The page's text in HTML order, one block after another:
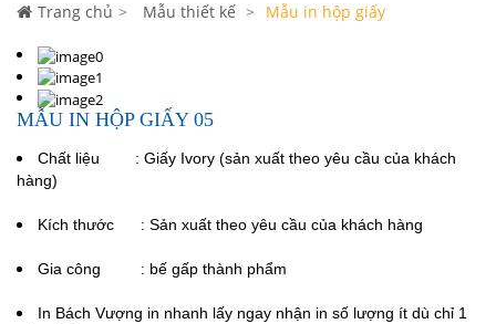
Trang chủ Mẫu thiết kế Mẫu in hộp giấy
MẪU IN HỘP GIẤY 05
Chất liệu : Giấy Ivory (sản xuất theo yêu cầu của khách
hàng)
Kích thước : Sản xuất theo yêu cầu của khách hàng
Gia công : bế gấp thành phẩm
In Bách Vượng in nhanh lấy ngay nhận in số lượng ít dù chỉ 1